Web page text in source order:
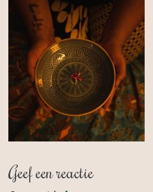
Geef een reactie